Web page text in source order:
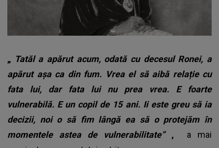
„ Tatăl a apărut acum, odată cu decesul Ronei, a
apărut așa ca din fum. Vrea el să aibă relație cu
fata lui, dar fata lui nu prea vrea. E foarte
vulnerabilă. E un copil de 15 ani. Ii este greu să ia
decizii, noi o să fim lângă ea să o protejăm în
momentele astea de vulnerabilitate” , a mai